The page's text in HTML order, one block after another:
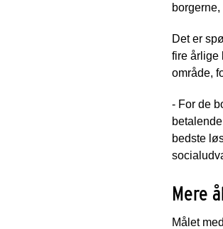
Det er
fire årlige
område,
- For de
bedste
Mere
Målet